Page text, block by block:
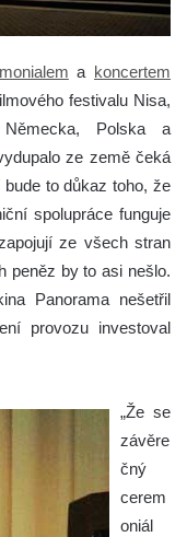
a koncertem
festivalu Nisa,
Polska a
ze země čeká
to důkaz toho, že
spolupráce funguje
ze všech stran
peněz by to asi nešlo.
Panorama nešetřil
provozu investoval
„Že se
závěre
čný
cerem
oniál